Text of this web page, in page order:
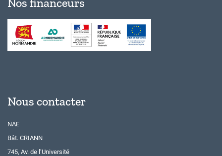
Nous contacter
NAE
Bât. CRIANN
745, Av. de l’Université